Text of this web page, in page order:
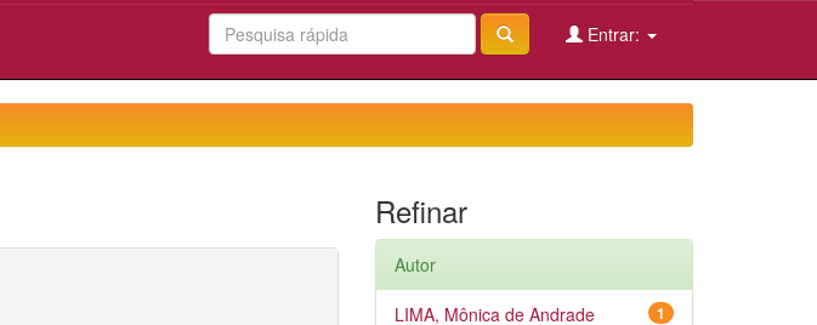
Entrar:
Refinar
Autor
1
LIMA, Mônica de Andrade